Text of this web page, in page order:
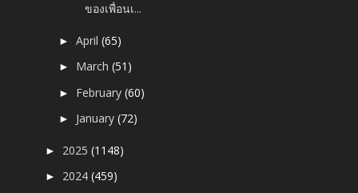
ของเพื่อนเ...
►April(65)
► March(51)
► February(60)
► January(72)
► 2025(1148)
► 2024(459)